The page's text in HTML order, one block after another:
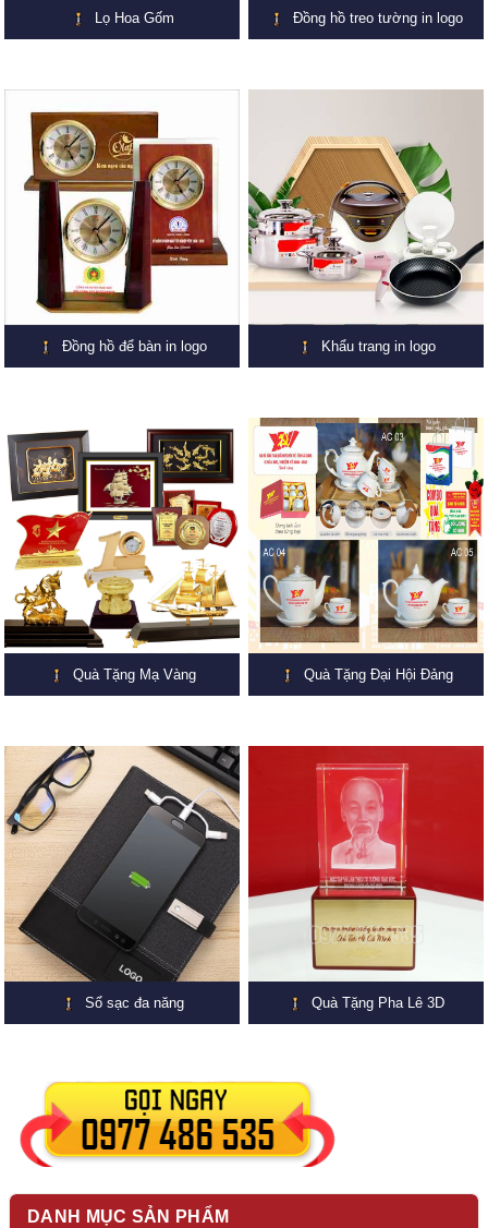
Lọ Hoa Gốm Đồng hồ treo tường in logo
Đồng hồ để bàn in logo Khẩu trang in logo
Quà Tặng Mạ Vàng Quà Tặng Đại Hội Đảng
Sổ sạc đa năng Quà Tặng Pha Lê 3D
DANH MỤC SẢN PHẨM